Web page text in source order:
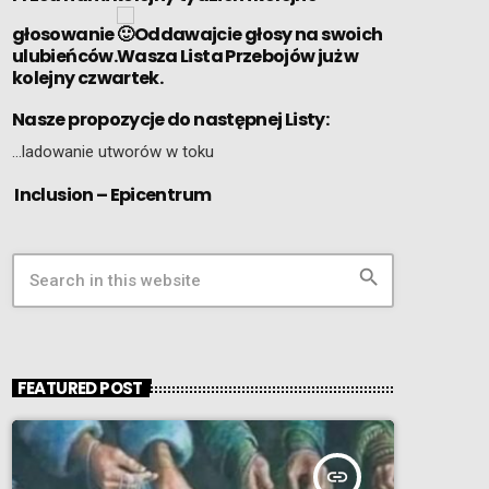
głosowanie
Oddawajcie głosy na swoich
ulubieńców.Wasza Lista Przebojów już w
kolejny czwartek.
Nasze propozycje do następnej Listy:
…ladowanie utworów w toku
Inclusion – Epicentrum
search
FEATURED POST
insert_link